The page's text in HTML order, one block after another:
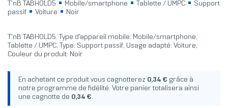
T'nB TABHOLD5 Mobile/smartphone Tablette / UMPC
Support
passif
Voiture Noir
T'nB TABHOLD5. Type d'appareil mobile: Mobile/smartphone,
Tablette / UMPC, Type: Support passif, Usage adapté: Voiture,
Couleur du produit: Noir
En achetant ce produit vous cagnotterez 0,34 € grâce à
notre programme de fidélité. Votre panier totalisera ainsi
une cagnotte de 0,34 €.